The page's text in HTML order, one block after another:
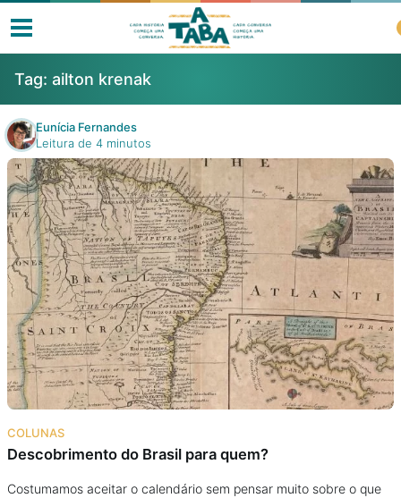
Livros
Resenhas
Clube de Leitores
Listas
Como ler?
Na escola
Na família
Tag: ailton krenak
Eunícia Fernandes
Leitura de 4 minutos
COLUNAS
Descobrimento do Brasil para quem?
Costumamos aceitar o calendário sem pensar muito sobre o que